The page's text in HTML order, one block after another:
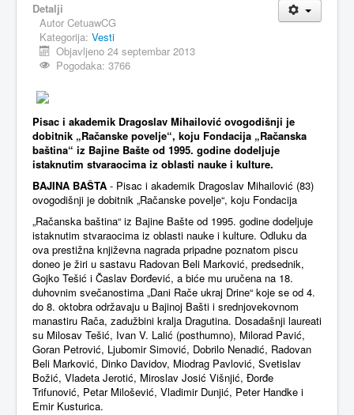
MAGAZIN
FELJTON
PISMA ČITALACA
IMPRESUM
Detalji
Autor CetuawCG
Kategorija: Vesti
Objavljeno 24 septembar 2013
Pogodaka: 3766
Pisac i akademik Dragoslav Mihailović ovogodišnji je
dobitnik „Račanske povelje“, koju Fondacija „Račanska
baština“ iz Bajine Bašte od 1995. godine dodeljuje
istaknutim stvaraocima iz oblasti nauke i kulture.
BAJINA BAŠTA - Pisac i akademik Dragoslav Mihailović (83)
ovogodišnji je dobitnik „Račanske povelje“, koju Fondacija
„Račanska baština“ iz Bajine Bašte od 1995. godine dodeljuje
istaknutim stvaraocima iz oblasti nauke i kulture. Odluku da
ova prestižna književna nagrada pripadne poznatom piscu
doneo je žiri u sastavu Radovan Beli Marković, predsednik,
Gojko Tešić i Časlav Đorđević, a biće mu uručena na 18.
duhovnim svečanostima „Dani Rače ukraj Drine“ koje se od 4.
do 8. oktobra održavaju u Bajinoj Bašti i srednjovekovnom
manastiru Rača, zadužbini kralja Dragutina. Dosadašnji laureati
su Milosav Tešić, Ivan V. Lalić (posthumno), Milorad Pavić,
Goran Petrović, Ljubomir Simović, Dobrilo Nenadić, Radovan
Beli Marković, Dinko Davidov, Miodrag Pavlović, Svetislav
Božić, Vladeta Jerotić, Miroslav Josić Višnjić, Đorđe
Trifunović, Petar Milošević, Vladimir Dunjić, Peter Handke i
Emir Kusturica.